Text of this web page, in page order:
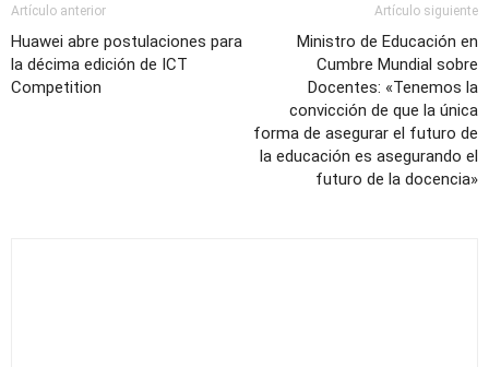
Artículo anterior
Huawei abre postulaciones para
la décima edición de ICT
Competition
Artículo siguiente
Ministro de Educación en
Cumbre Mundial sobre
Docentes: «Tenemos la
convicción de que la única
forma de asegurar el futuro de
la educación es asegurando el
futuro de la docencia»